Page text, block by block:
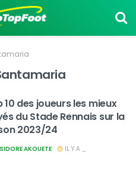
10 des joueurs les mieux
du Stade Rennais sur la
2023/24
AKOUETE IL Y A _